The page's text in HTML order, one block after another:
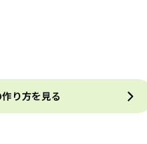
り方を見る